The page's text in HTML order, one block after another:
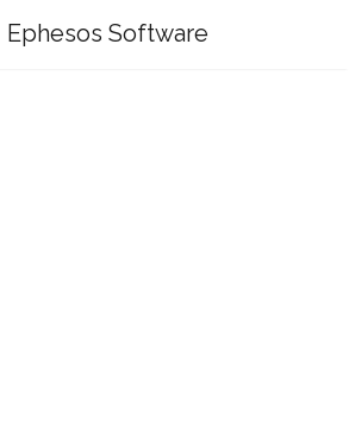
Ephesos Software